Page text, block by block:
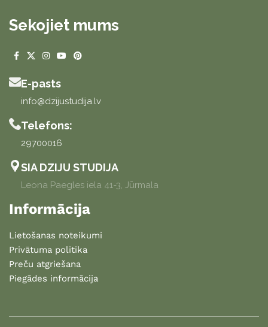
Sekojiet mums
E-pasts
info@dzijustudija.lv
Telefons:
29700016
SIA DZIJU STUDIJA
Leona Paegles iela 41-3, Jūrmala
Informācija
Lietošanas noteikumi
Privātuma politika
Preču atgriešana
Piegādes informācija